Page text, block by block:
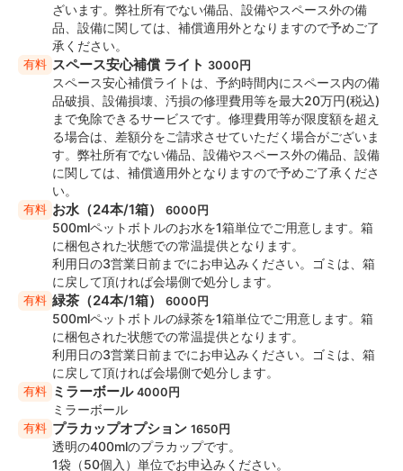
◆利用用途例
・ パーティー 女子会 ママ会
・推し活
・ 打ち上げ 歓送迎会 合コン 同窓会
・ 講演会 説明会 総会
・ 会議 打ち合せ 面談 面接 セミナー 研修
・ 撮影会 TV収録 ロケ撮影 コスプレ
・ YouTube撮影 ライブ配信 インタビュー
・ オフ会 交流会
・ 展示会
◆お手洗い
・ 室内 男女別
◆スペースの特徴
・ 池袋駅 西口 5分
・ キッチンあり
※ 食器貸出は終了しておりますのでご注意ください
◆ウイルス感染防止について
・ スタッフによる清掃 消毒
・ 換気可能
◆周辺情報
ざいます。弊社所有でない備品、設備やスペース外の備
品、設備に関しては、補償適用外となりますので予めご了
承ください。
有料 スペース安心補償 ライト 3000円
スペース安心補償ライトは、予約時間内にスペース内の備
品破損、設備損壊、汚損の修理費用等を最大20万円(税込)
まで免除できるサービスです。修理費用等が限度額を超え
る場合は、差額分をご請求させていただく場合がございま
す。弊社所有でない備品、設備やスペース外の備品、設備
に関しては、補償適用外となりますので予めご了承くださ
い。
有料 お水（24本/1箱） 6000円
500mlペットボトルのお水を1箱単位でご用意します。箱
に梱包された状態での常温提供となります。
利用日の3営業日前までにお申込みください。ゴミは、箱
に戻して頂ければ会場側で処分します。
有料 緑茶（24本/1箱） 6000円
500mlペットボトルの緑茶を1箱単位でご用意します。箱
に梱包された状態での常温提供となります。
利用日の3営業日前までにお申込みください。ゴミは、箱
に戻して頂ければ会場側で処分します。
有料 ミラーボール 4000円
ミラーボール
有料 プラカップオプション 1650円
透明の400mlのプラカップです。
1袋（50個入）単位でお申込みください。